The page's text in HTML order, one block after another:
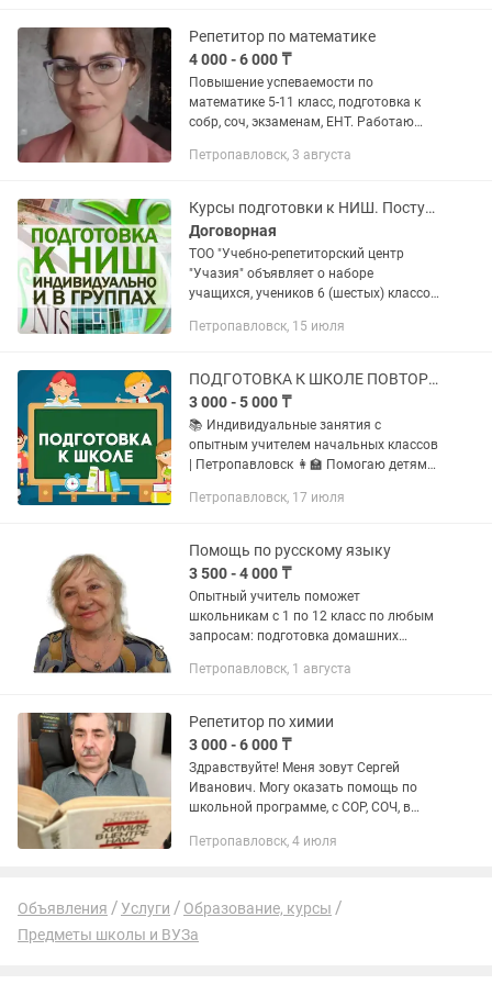
Репетитор по математике
4 000 - 6 000 ₸
Повышение успеваемости по
математике 5-11 класс, подготовка к
собр, соч, экзаменам, ЕНТ. Работаю
12 лет. Категория педагог-эксперт
Петропавловск, 3 августа
Курсы подготовки к НИШ. Поступление в Назарбаев Интеллектуальная школа
Договорная
ТОО "Учебно-репетиторский центр
"Учазия" объявляет о наборе
учащихся, учеников 6 (шестых) классов
в НИШ (Назарбаев Интелектуальная
Петропавловск, 15 июля
ПОДГОТОВКА К ШКОЛЕ ПОВТОРЕНИЕ ИЗУЧЕННОГО НАЧАЛЬНЫЕ КЛАССЫ Петропавловск
3 000 - 5 000 ₸
📚 Индивидуальные занятия с
опытным учителем начальных классов
| Петропавловск 👩🏫 Помогаю детям
уверенно в новом учебном году: 🌟
Петропавловск, 17 июля
Помощь по русскому языку
3 500 - 4 000 ₸
Опытный учитель поможет
школьникам с 1 по 12 класс по любым
запросам: подготовка домашних
техника чтения, экзамены и многое
Петропавловск, 1 августа
Репетитор по химии
3 000 - 6 000 ₸
Здравствуйте! Меня зовут Сергей
Иванович. Могу оказать помощь по
школьной программе, с СОР, СОЧ, в
подготовке к ЕНТ, ЕГЭ, ЕГЭ,
Петропавловск, 4 июля
Объявления Услуги
Образование, курсы
Предметы школы и ВУЗа